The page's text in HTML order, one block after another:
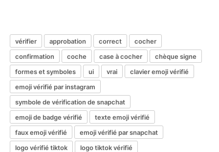
vérifier approbation correct
cocher
confirmation
coche case à cocher
chèque signe
formes et symboles
ui vrai
clavier emoji vérifié
emoji vérifié par instagram
symbole de vérification de snapchat
emoji de badge vérifié
texte emoji vérifié
faux emoji vérifié
emoji vérifié par snapchat
logo vérifié tiktok
logo tiktok vérifié